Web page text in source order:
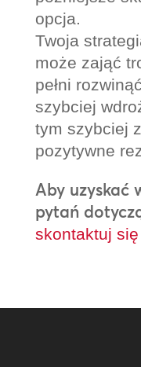
opcja.
Twoja
może zająć
pełni
szybciej
tym szybciej
pozytywne
Aby uzyskać
pytań
skontaktuj